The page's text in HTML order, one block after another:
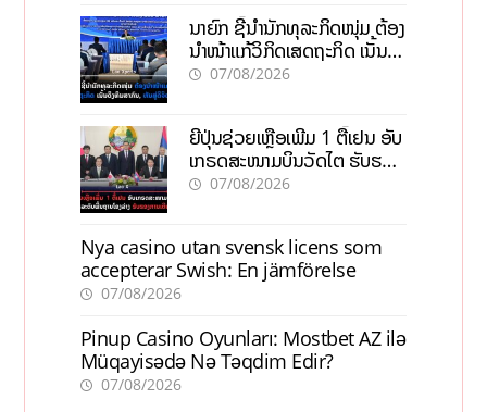
ນາຍົກ ຊີ້ນຳນັກທຸລະກິດໜຸ່ມ ຕ້ອງ
ນຳໜ້າແກ້ວິກິດເສດຖະກິດ ເນັ້ນດຶງ
ທຶນສາກົນ, ຫັນສູ່ດິຈິຕອນ
07/08/2026
ຍີ່ປຸ່ນຊ່ວຍເຫຼືອເພີ່ມ 1 ຕື້ເຢນ ອັບ
ເກຣດສະໜາມບິນວັດໄຕ ຮັບຮອງ
ການເຕີບໂຕ
07/08/2026
Nya casino utan svensk licens som
accepterar Swish: En jämförelse
07/08/2026
Pinup Casino Oyunları: Mostbet AZ ilə
Müqayisədə Nə Təqdim Edir?
07/08/2026